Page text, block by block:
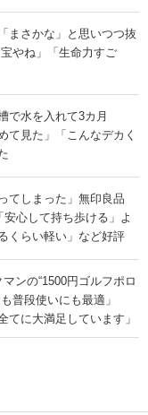
まさかな」と思いつつ抜
やね」「生命力すご
で水を入れて3カ月
見た」「こんなデカく
てしまった」無印良品
心して持ち歩ける」よ
くらい軽い」など好評
ンの“1500円ゴルフポロ
普段使いにも最適」
てに大満足しています」